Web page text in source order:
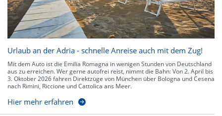
Urlaub an der Adria - schnelle Anreise auch mit dem Zug!
Mit dem Auto ist die Emilia Romagna in wenigen Stunden von Deutschland
aus zu erreichen. Wer gerne autofrei reist, nimmt die Bahn: Von 2. April bis
3. Oktober 2026 fahren Direktzüge von München über Bologna und Cesena
nach Rimini, Riccione und Cattolica ans Meer.
Hier mehr erfahren